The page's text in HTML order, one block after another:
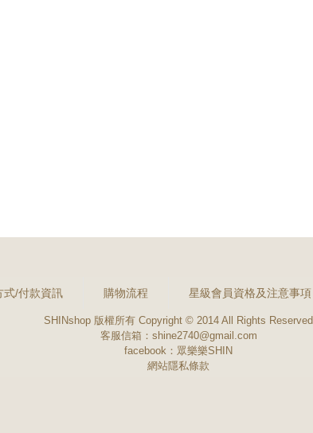
式/付款資訊 購物流程 星級會員資格及注意事項
SHINshop 版權所有 Copyright © 2014 All Rights Reserved
客服信箱：shine2740@gmail.com
facebook： 眾樂樂SHIN
網站隱私條款